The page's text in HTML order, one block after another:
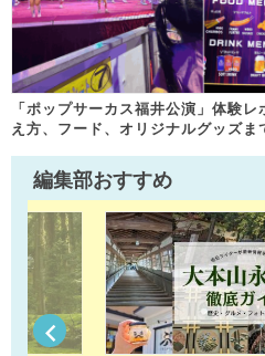
「ポップサーカス福井公演」体験
え方、フード、オリジナルグッズま
編集部おすすめ